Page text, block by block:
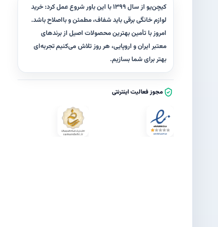
کیچن‌یو از سال ۱۳۹۹ با این باور شروع عمل کرد: خرید
لوازم خانگی برقی باید شفاف، مطمئن و با‌اصلاح باشد.
امروز با تأمین بهترین محصولات اصیل از برندهای
معتبر ایران و اروپایی، هر روز تلاش می‌کنیم تجربه‌ای
بهتر برای شما بسازیم.
مجوز فعالیت اینترنتی